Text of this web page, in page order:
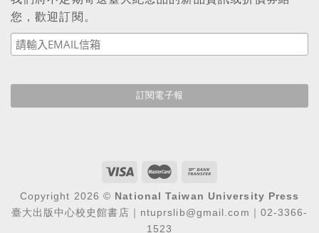
您，歡迎訂閱。
Copyright 2026 © National Taiwan University Press
臺大出版中心校史館書店｜ntuprslib@gmail.com｜02-3366-
1523